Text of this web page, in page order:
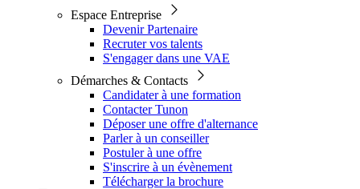
Espace Entreprise
Devenir Partenaire
Recruter vos talents
S'engager dans une VAE
Démarches & Contacts
Candidater à une formation
Contacter Tunon
Déposer une offre d'alternance
Parler à un conseiller
Postuler à une offre
S'inscrire à un évènement
Télécharger la brochure